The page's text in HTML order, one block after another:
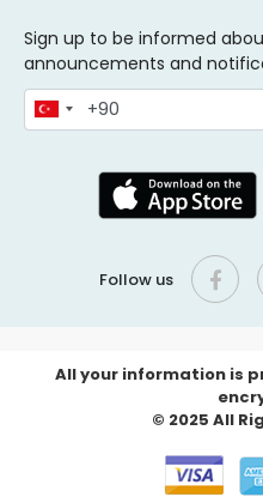
Sign up to be informed
announcements and
Follow us
All your information is
© 2025 All